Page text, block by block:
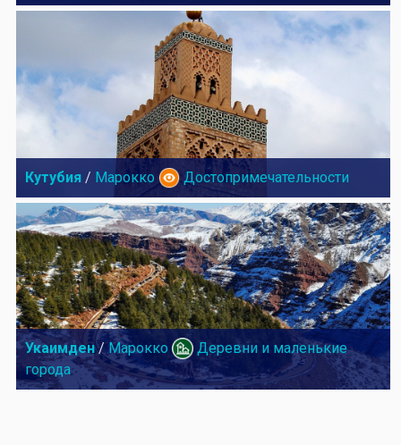
Кутубия / Марокко Достопримечательности
Укаимден/ Марокко
Деревни и маленькие
города